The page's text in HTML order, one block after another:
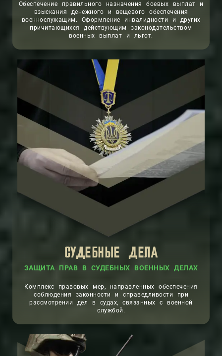
Обеспечение правильного назначения боевых выплат и
взыскания денежного и вещевого обеспечения
военнослужащим. Оформление инвалидности и других
причитающихся действующим законодательством
военных выплат и льгот.
СУДЕБНЫЕ ДЕЛА
ЗАЩИТА ПРАВ В СУДЕБНЫХ ВОЕННЫХ ДЕЛАХ
Комплекс правовых мер, направленных обеспечения
соблюдения законности и справедливости при
рассмотрении дел в судах, связанных с военной
службой.